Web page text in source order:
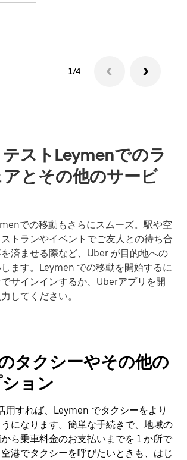
1/4
ストLeymenでのラ
とその他のサービ
での移動もさらにスムーズ。駅や空
トランやイベントでご友人との待ち合
済ませる際など、Uber が目的地への
ます。Leymen での移動を開始するに
サインインするか、Uberアプリを開
してください。
タクシーやその他の
ョン
用すれば、Leymen でタクシーをより
になります。簡単な手続きで、地域の
ら乗車料金のお支払いまでを 1 か所で
港でタクシーを呼びたいときも、はじ